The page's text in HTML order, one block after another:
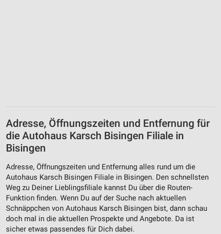
Adresse, Öffnungszeiten und Entfernung für
die Autohaus Karsch Bisingen Filiale in
Bisingen
Adresse, Öffnungszeiten und Entfernung alles rund um die
Autohaus Karsch Bisingen Filiale in Bisingen. Den schnellsten
Weg zu Deiner Lieblingsfiliale kannst Du über die Routen-
Funktion finden. Wenn Du auf der Suche nach aktuellen
Schnäppchen von Autohaus Karsch Bisingen bist, dann schau
doch mal in die aktuellen Prospekte und Angebote. Da ist
sicher etwas passendes für Dich dabei.